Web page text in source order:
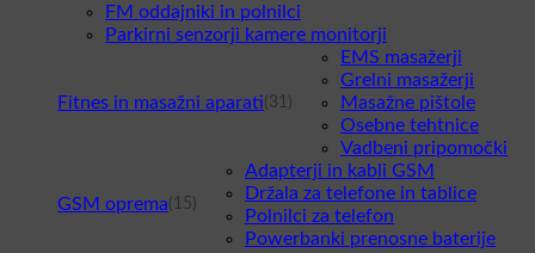
FM oddajniki in polnilci
Parkirni senzorji kamere monitorji
Fitnes in masažni aparati (31)
EMS masažerji
Grelni masažerji
Masažne pištole
Osebne tehtnice
Vadbeni pripomočki
GSM oprema (15)
Adapterji in kabli GSM
Držala za telefone in tablice
Polnilci za telefon
Powerbanki prenosne baterije